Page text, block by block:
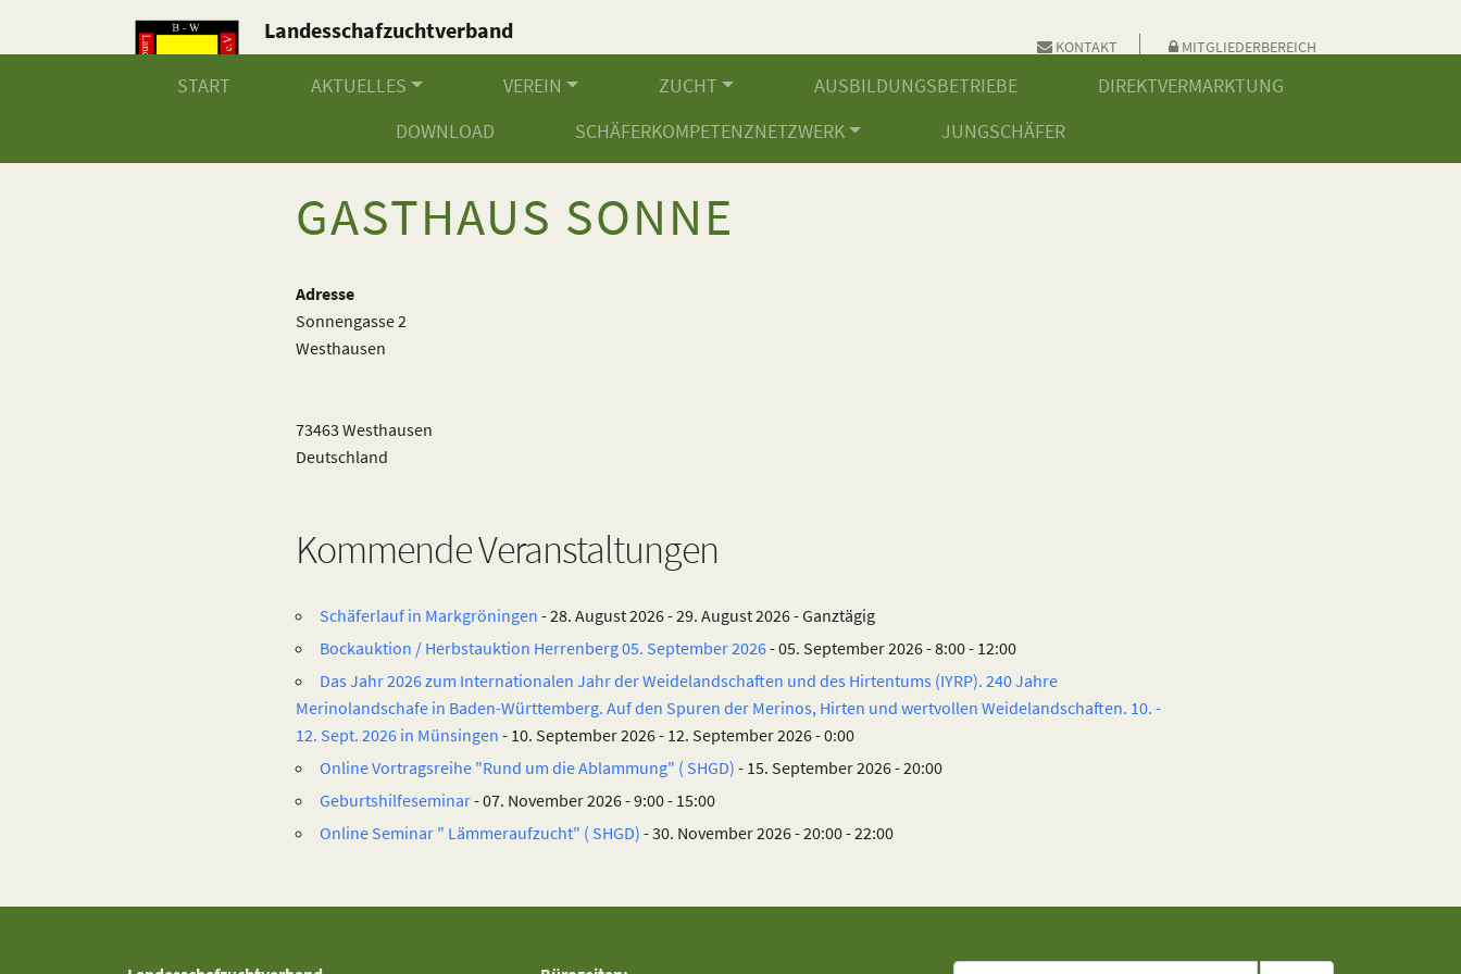
Landesschafzuchtverband
Baden-Württemberg e.V.
KONTAKT MITGLIEDERBEREICH
START AKTUELLES VEREIN ZUCHT AUSBILDUNGSBETRIEBE
DIREKTVERMARKTUNG
DOWNLOAD
SCHÄFERKOMPETENZNETZWERK JUNGSCHÄFER
GASTHAUS SONNE
Adresse
Sonnengasse 2
Westhausen
73463 Westhausen
Deutschland
Kommende Veranstaltungen
Schäferlauf in Markgröningen - 28. August 2026 - 29. August 2026 - Ganztägig
Bockauktion / Herbstauktion Herrenberg 05. September 2026- 05. September 2026 - 8:00 - 12:00
Das Jahr 2026 zum Internationalen Jahr der Weidelandschaften und des Hirtentums (IYRP). 240 Jahre
Merinolandschafe in Baden-Württemberg. Auf den Spuren der Merinos, Hirten und wertvollen Weidelandschaften. 10. -
12. Sept. 2026 in Münsingen - 10. September 2026 - 12. September 2026 - 0:00
Online Vortragsreihe "Rund um die Ablammung" ( SHGD) - 15. September 2026 - 20:00
Geburtshilfeseminar- 07. November 2026 - 9:00 - 15:00
Online Seminar " Lämmeraufzucht" ( SHGD) - 30. November 2026 - 20:00 - 22:00